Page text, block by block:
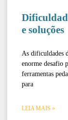
e soluções
As dificuldades
enorme desafio
ferramentas
para
LEIA MAIS »